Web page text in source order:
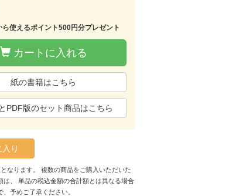
ら使えるポイント500円分プレゼント
カートに入れる
紙の書籍はこちら
PDF版のセット商品はこちら
り
なります。 複数の商品をご購入いただいた
は、 単品の税込金額の合計額とは異なる場合
予めご了承ください。